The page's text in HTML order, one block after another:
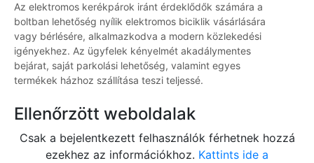
Az elektromos kerékpárok iránt érdeklődők számára a
boltban lehetőség nyílik elektromos biciklik vásárlására
vagy bérlésére, alkalmazkodva a modern közlekedési
igényekhez. Az ügyfelek kényelmét akadálymentes
bejárat, saját parkolási lehetőség, valamint egyes
termékek házhoz szállítása teszi teljessé.
Ellenőrzött weboldalak
Csak a bejelentkezett felhasználók férhetnek hozzá
ezekhez az információkhoz. Kattints ide a